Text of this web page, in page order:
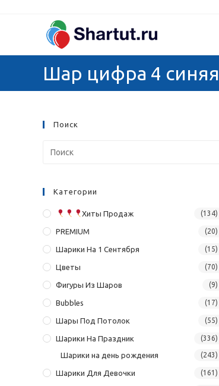
содержимому
Шар цифра 4 синяя
Поиск
Категории
Хиты Продаж (134)
PREMIUM (20)
Шарики На 1 Сентября (15)
Цветы (70)
Фигуры Из Шаров (9)
Bubbles (17)
Шары Под Потолок (55)
Шарики На Праздник (336)
Шарики на день рождения (243)
Шарики Для Девочки (161)